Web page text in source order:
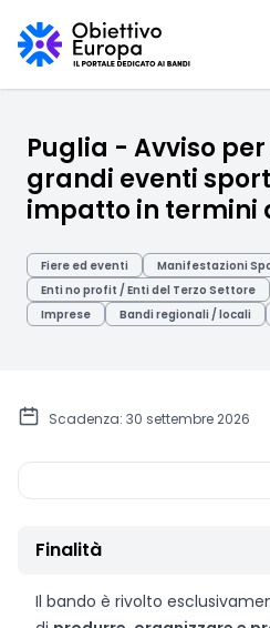
Puglia - Avviso
grandi eventi
impatto in termini
Fiere ed eventi Manifestazioni
Enti no profit / Enti del Terzo Settore
Imprese
Bandi regionali / locali
Scadenza: 30 settembre 2026
Finalità
Il bando è rivolto